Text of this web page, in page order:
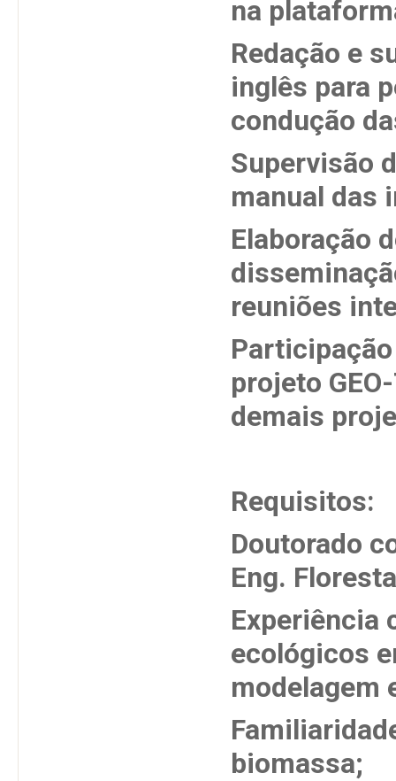
na
Redação e
inglês para
condução
Supervisão
manual das
Elaboração
reuniões
Participação
projeto
demais
Requisitos:
Doutorado
Eng.
Experiência
ecológicos
modelagem
biomassa;